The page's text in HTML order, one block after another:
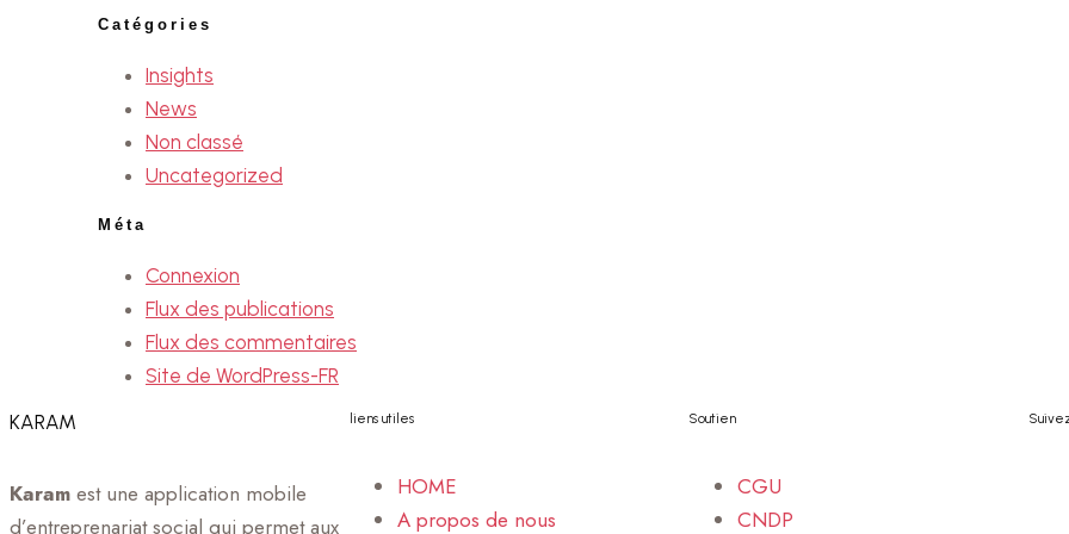
Catégories
Insights
News
Non classé
Uncategorized
Méta
Connexion
Flux des publications
Flux des commentaires
Site de WordPress-FR
KARAM
Karam est une application mobile
d’entreprenariat social qui permet aux
liens utiles
HOME
A propos de nous
Soutien
CGU
CNDP